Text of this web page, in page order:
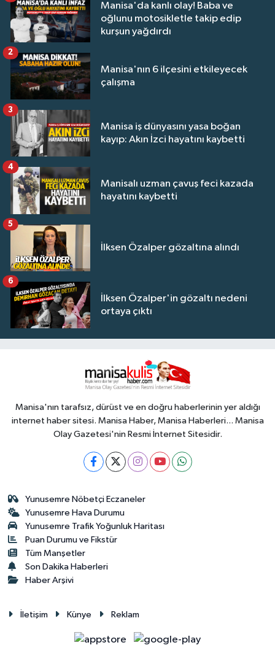
Manisa'da kanlı olay! Baba ve
oğlunu motosikletle takip edip
kurşun yağdırdı
Manisa'nın 6 ilçesini etkileyecek
çalışma
2
Manisa iş dünyasını yasa boğan
kayıp: Akın İzci hayatını kaybetti
3
Manisalı uzman çavuş feci kazada
hayatını kaybetti
4
İlksen Özalper gözaltına alındı
5
İlksen Özalper'in gözaltı nedeni
ortaya çıktı
6
Manisa'nın tarafsız, dürüst ve en doğru haberlerinin yer aldığı
internet haber sitesi. Manisa Haber, Manisa Haberleri... Manisa
Olay Gazetesi'nin Resmi İnternet Sitesidir.
Yunusemre Nöbetçi Eczaneler
Yunusemre Hava Durumu
Yunusemre Trafik Yoğunluk Haritası
Puan Durumu ve Fikstür
Tüm Manşetler
Son Dakika Haberleri
Haber Arşivi
İletişim Künye Reklam